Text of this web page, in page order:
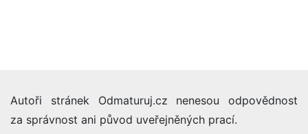
Autoři stránek Odmaturuj.cz nenesou odpovědnost
za správnost ani původ uveřejněných prací.